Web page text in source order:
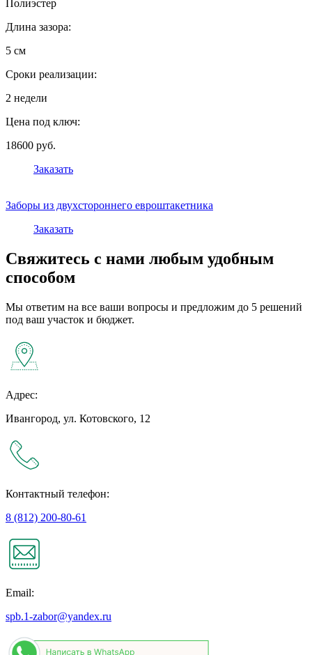
Полиэстер
Длина зазора:
5 см
Сроки реализации:
2 недели
Цена под ключ:
18600 руб.
Заказать
Заборы из двухстороннего евроштакетника
Заказать
Свяжитесь с нами любым удобным
способом
Мы ответим на все ваши вопросы и предложим до 5 решений
под ваш участок и бюджет.
Адрес:
Ивангород, ул. Котовского, 12
Контактный телефон:
8 (812) 200-80-61
Email:
spb.1-zabor@yandex.ru